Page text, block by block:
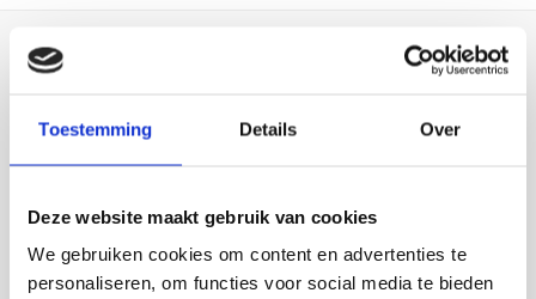
Toestemming Details Over
Deze website maakt gebruik van cookies
We gebruiken cookies om content en advertenties te
personaliseren, om functies voor social media te bieden
footer
+31 320 - 22 99 49
info@metafooronderwijs.nl
Kantoor Rotterdam
Kantoor Utrecht